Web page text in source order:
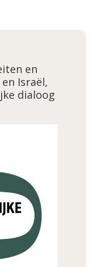
en
Israël,
dialoog